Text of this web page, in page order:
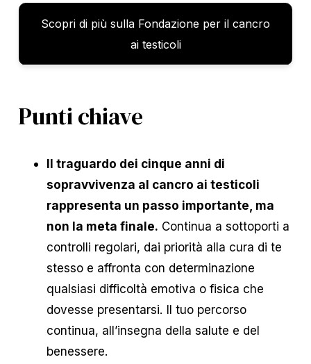
Scopri di più sulla Fondazione per il cancro
ai testicoli
Punti chiave
Il traguardo dei cinque anni di
sopravvivenza al cancro ai testicoli
rappresenta un passo importante, ma
non la meta finale. Continua a sottoporti a
controlli regolari, dai priorità alla cura di te
stesso e affronta con determinazione
qualsiasi difficoltà emotiva o fisica che
dovesse presentarsi. Il tuo percorso
continua, all’insegna della salute e del
benessere.